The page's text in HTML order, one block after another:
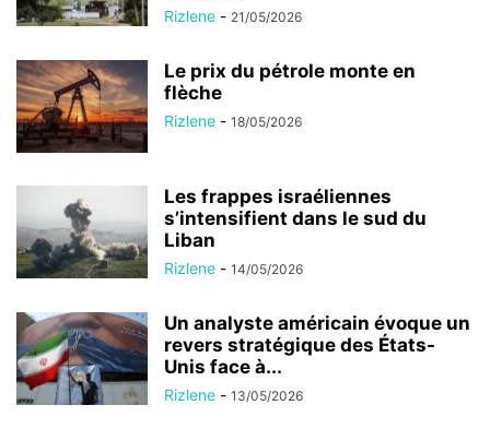
Rizlene - 21/05/2026
Le prix du pétrole monte en
flèche
Rizlene - 18/05/2026
Les frappes israéliennes
s’intensifient dans le sud du
Liban
Rizlene - 14/05/2026
Un analyste américain évoque un
revers stratégique des États-
Unis face à...
Rizlene - 13/05/2026